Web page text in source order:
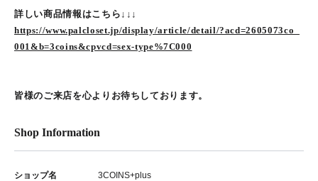
詳しい商品情報はこちら↓↓↓
https://www.palcloset.jp/display/article/detail/?acd=2605073co_
001&b=3coins&cpvcd=sex-type%7C000
皆様のご来店を心よりお待ちしております。
Shop Information
ショップ名 3COINS+plus